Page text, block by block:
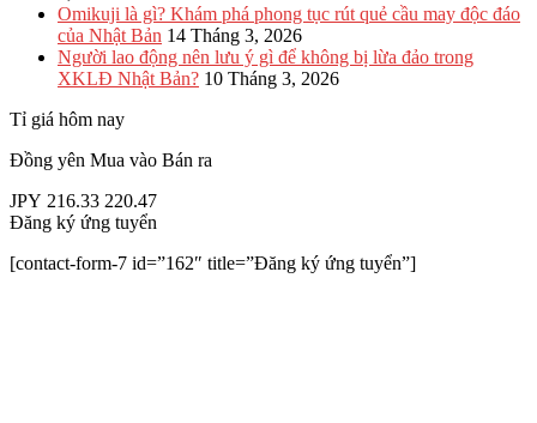
Omikuji là gì? Khám phá phong tục rút quẻ cầu may độc đáo
của Nhật Bản 14 Tháng 3, 2026
Người lao động nên lưu ý gì để không bị lừa đảo trong
XKLĐ Nhật Bản? 10 Tháng 3, 2026
Tỉ giá hôm nay
Đồng yên Mua vào Bán ra
JPY 216.33 220.47
Đăng ký ứng tuyển
[contact-form-7 id=”162″ title=”Đăng ký ứng tuyển”]